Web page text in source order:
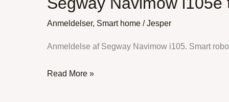
Anmeldelser, Smart home /Jesper
Anmeldelse af Segway Navimow i105. Smart
i105e
Read More »